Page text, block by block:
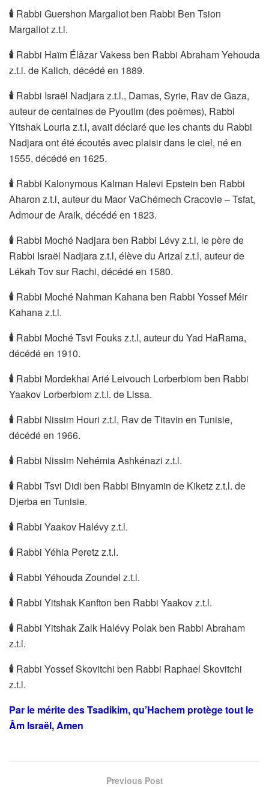
🕯 Rabbi Guershon Margaliot ben Rabbi Ben Tsion
Margaliot z.t.l.
🕯 Rabbi Haïm Élâzar Vakess ben Rabbi Abraham Yehouda
z.t.l. de Kalich, décédé en 1889.
🕯 Rabbi Israël Nadjara z.t.l., Damas, Syrie, Rav de Gaza,
auteur de centaines de Pyoutim (des poèmes), Rabbi
Yitshak Louria z.t.l, avait déclaré que les chants du Rabbi
Nadjara ont été écoutés avec plaisir dans le ciel, né en
1555, décédé en 1625.
🕯 Rabbi Kalonymous Kalman Halevi Epstein ben Rabbi
Aharon z.t.l, auteur du Maor VaChémech Cracovie – Tsfat,
Admour de Araik, décédé en 1823.
🕯 Rabbi Moché Nadjara ben Rabbi Lévy z.t.l, le père de
Rabbi Israël Nadjara z.t.l, élève du Arizal z.t.l, auteur de
Lékah Tov sur Rachi, décédé en 1580.
🕯 Rabbi Moché Nahman Kahana ben Rabbi Yossef Méir
Kahana z.t.l.
🕯 Rabbi Moché Tsvi Fouks z.t.l, auteur du Yad HaRama,
décédé en 1910.
🕯 Rabbi Mordekhai Arié Leivouch Lorberbiom ben Rabbi
Yaakov Lorberbiom z.t.l. de Lissa.
🕯 Rabbi Nissim Houri z.t.l, Rav de Titavin en Tunisie,
décédé en 1966.
🕯 Rabbi Nissim Nehémia Ashkénazi z.t.l.
🕯 Rabbi Tsvi Didi ben Rabbi Binyamin de Kiketz z.t.l. de
Djerba en Tunisie.
🕯 Rabbi Yaakov Halévy z.t.l.
🕯 Rabbi Yéhia Peretz z.t.l.
🕯 Rabbi Yéhouda Zoundel z.t.l.
🕯 Rabbi Yitshak Kanfton ben Rabbi Yaakov z.t.l.
🕯 Rabbi Yitshak Zalk Halévy Polak ben Rabbi Abraham
z.t.l.
🕯 Rabbi Yossef Skovitchi ben Rabbi Raphael Skovitchi
z.t.l.
Par le mérite des Tsadikim, qu’Hachem protège tout le
Âm Israël, Amen
Previous Post